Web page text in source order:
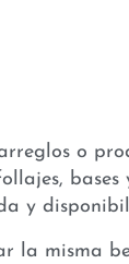
o
bases
y
la misma